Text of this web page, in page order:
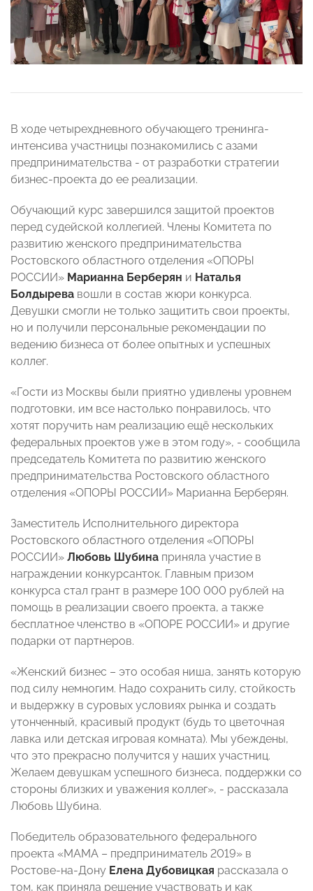
В ходе четырехдневного обучающего тренинга-
интенсива участницы познакомились с азами
предпринимательства - от разработки стратегии
бизнес-проекта до ее реализации.
Обучающий курс завершился защитой проектов
перед судейской коллегией. Члены Комитета по
развитию женского предпринимательства
Ростовского областного отделения «ОПОРЫ
РОССИИ» Марианна Берберян и Наталья
Болдырева вошли в состав жюри конкурса.
Девушки смогли не только защитить свои проекты,
но и получили персональные рекомендации по
ведению бизнеса от более опытных и успешных
коллег.
«Гости из Москвы были приятно удивлены уровнем
подготовки, им все настолько понравилось, что
хотят поручить нам реализацию ещё нескольких
федеральных проектов уже в этом году», - сообщила
председатель Комитета по развитию женского
предпринимательства Ростовского областного
отделения «ОПОРЫ РОССИИ» Марианна Берберян.
Заместитель Исполнительного директора
Ростовского областного отделения «ОПОРЫ
РОССИИ» Любовь Шубина приняла участие в
награждении конкурсанток. Главным призом
конкурса стал грант в размере 100 000 рублей на
помощь в реализации своего проекта, а также
бесплатное членство в «ОПОРЕ РОССИИ» и другие
подарки от партнеров.
«Женский бизнес – это особая ниша, занять которую
под силу немногим. Надо сохранить силу, стойкость
и выдержку в суровых условиях рынка и создать
утонченный, красивый продукт (будь то цветочная
лавка или детская игровая комната). Мы убеждены,
что это прекрасно получится у наших участниц.
Желаем девушкам успешного бизнеса, поддержки со
стороны близких и уважения коллег», - рассказала
Любовь Шубина.
Победитель образовательного федерального
проекта «МАМА – предприниматель 2019» в
Ростове-на-Дону Елена Дубовицкая рассказала о
том, как приняла решение участвовать и как